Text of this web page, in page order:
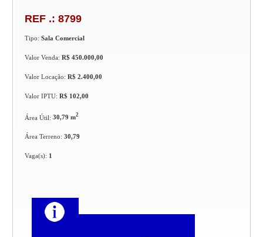
REF .: 8799
Tipo:Sala Comercial
Valor Venda:R$ 450.000,00
Valor Locação:R$ 2.400,00
Valor IPTU:R$ 102,00
Área Útil:30,79 m2
Área Terreno:30,79
Vaga(s): 1